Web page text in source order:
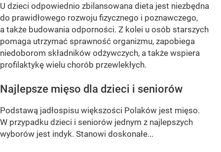
U dzieci odpowiednio zbilansowana dieta jest niezbędna
do prawidłowego rozwoju fizycznego i poznawczego,
a także budowania odporności. Z kolei u osób starszych
pomaga utrzymać sprawność organizmu, zapobiega
niedoborom składników odżywczych, a także wspiera
profilaktykę wielu chorób przewlekłych.
Najlepsze mięso dla dzieci i seniorów
Podstawą jadłospisu większości Polaków jest mięso.
W przypadku dzieci i seniorów jednym z najlepszych
wyborów jest indyk. Stanowi doskonałe...